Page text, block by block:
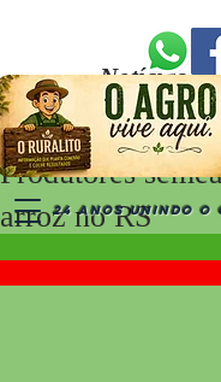
24 ANOS UNINDO O
Notícias
Produtores
arroz no RS